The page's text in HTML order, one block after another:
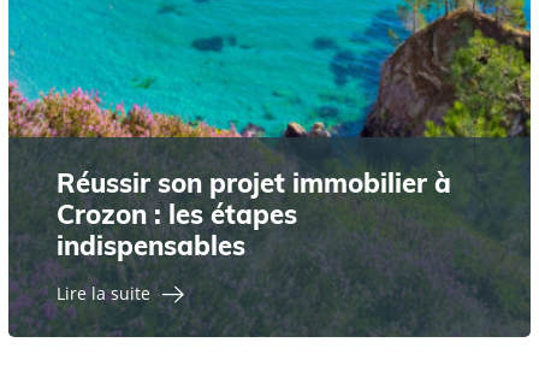
Réussir son projet immobilier à
Crozon : les étapes
indispensables
Lire la suite